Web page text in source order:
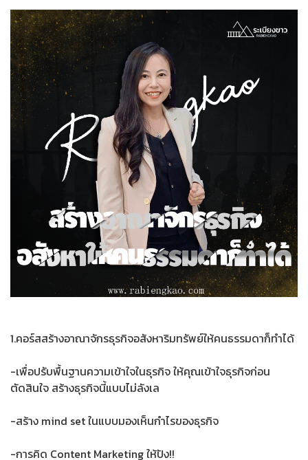
1.คอร์สสร้างอาณาจักรธุรกิจอสังหาริมทรัพย์ให้คนธรรมดาก็ทำได้
-เพื่อปรับพื้นฐานความเข้าใจในธุรกิจ ให้คุณเข้าใจธุรกิจก่อน
ตัดสินใจ สร้างธุรกิจนี้แบบไม่ลังเล
-สร้าง mind set ในแบบมองเห็นกำไรของธุรกิจ
-การคิด Content Marketing ให้ปัง!!